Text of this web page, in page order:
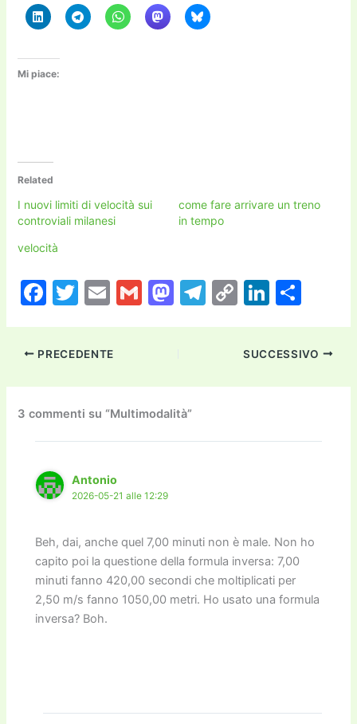
Mi piace:
Related
I nuovi limiti di velocità sui
controviali milanesi
come fare arrivare un treno
in tempo
velocità
F
c
e
b
o
o
k
T
itt
er
E
ai
l
G
M
d
o
n
T
a
C
p
y
Li
k
Li
k
e
dI
n
di
vi
PRECEDENTE SUCCESSIVO
3 commenti su “Multimodalità”
Antonio
2026-05-21 alle 12:29
Beh, dai, anche quel 7,00 minuti non è male. Non ho
capito poi la questione della formula inversa: 7,00
minuti fanno 420,00 secondi che moltiplicati per
2,50 m/s fanno 1050,00 metri. Ho usato una formula
inversa? Boh.